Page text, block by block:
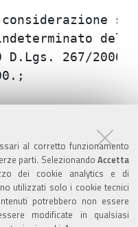
al corretto funzionamento
parti. Selezionando Accetta
dei cookie analytics e di
utilizzati solo i cookie tecnici
potrebbero non essere
modificate in qualsiasi
considerazione
D.Lgs. 267/